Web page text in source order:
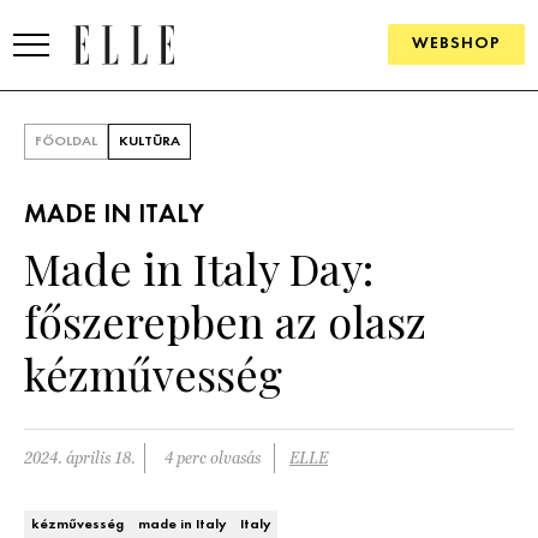
WEBSHOP
SZÉPSÉG
ÉLETMÓD
PÁRKAPCSOLAT
FŐOLDAL KULTÚRA
MADE IN ITALY
Made in Italy Day:
főszerepben az olasz
kézművesség
2024. április 18. 4 perc olvasás ELLE
kézművesség made in Italy Italy